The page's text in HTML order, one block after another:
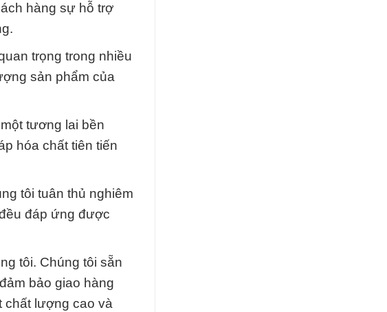
hàng sự hỗ trợ
trọng trong nhiều
sản phẩm của
tương lai bền
hóa chất tiên tiến
tôi tuân thủ nghiêm
đáp ứng được
tôi. Chúng tôi sẵn
bảo giao hàng
chất lượng cao và